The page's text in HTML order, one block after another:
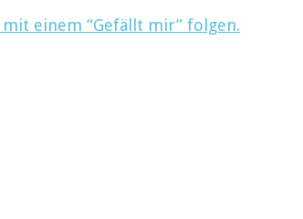
einem “Gefällt mir” folgen.